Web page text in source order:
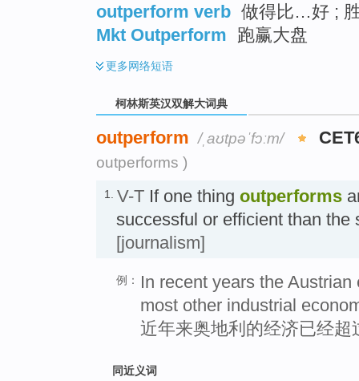
outperform verb 做得比…好 ;
Mkt Outperform 跑赢大盘
更多网络短语
柯林斯英汉双解大词典
outperform /ˌaʊtpəˈfɔːm/
outperforms )
1. V-T If one thing outperforms
successful or efficient than the
[journalism]
例：
In recent years the
most other industrial
近年来奥地利的经济已经
同近义词